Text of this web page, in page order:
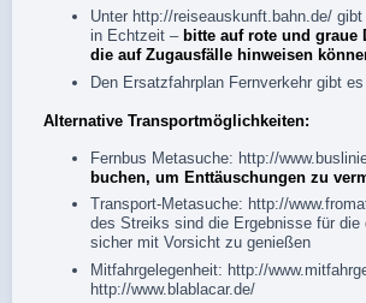
Unter http://reiseauskunft.bahn.de/ gibt
in Echtzeit – bitte auf rote und graue
die auf Zugausfälle hinweisen
Den Ersatzfahrplan Fernverkehr gibt
Alternative Transportmöglichkeiten:
Fernbus Metasuche: http://
buchen, um Enttäuschungen zu
Transport-Metasuche: http://
des Streiks sind die Ergebnisse für die
sicher mit Vorsicht zu genießen
Mitfahrgelegenheit: http://
http://www.blablacar.de/